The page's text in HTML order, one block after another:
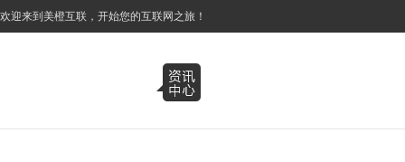
欢迎来到美橙互联，开始您的互联网之旅！